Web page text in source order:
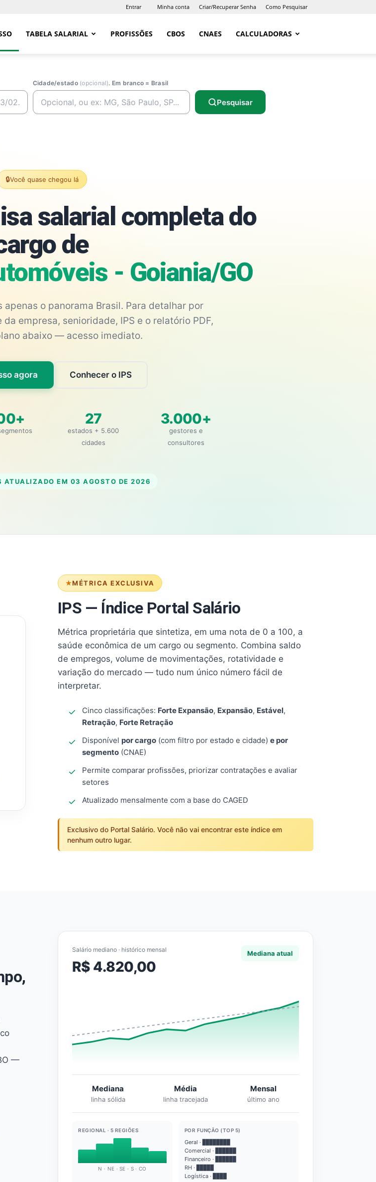
Entrar Minha conta Criar/Recuperar Senha Como Pesquisar
TABELA SALARIAL PROFISSÕES CBOS CNAES CALCULADORAS
Cidade/estado (opcional). Em branco = Brasil
Pesquisar
🔒Você quase chegou lá
salarial completa do
de
- Goiania/GO
o panorama Brasil. Para detalhar por
empresa, senioridade, IPS e o relatório PDF,
abaixo — acesso imediato.
agora Conhecer o IPS
27
estados + 5.600
cidades
3.000+
gestores e
consultores
ATUALIZADO EM 03 AGOSTO DE 2026
MÉTRICA EXCLUSIVA
IPS — Índice Portal Salário
Métrica proprietária que sintetiza, em uma nota de 0 a 100, a
saúde econômica de um cargo ou segmento. Combina saldo
de empregos, volume de movimentações, rotatividade e
variação do mercado — tudo num único número fácil de
interpretar.
Cinco classificações: Forte Expansão, Expansão, Estável,
Retração, Forte Retração
Disponível por cargo (com filtro por estado e cidade) e por
segmento (CNAE)
Permite comparar profissões, priorizar contratações e avaliar
setores
Atualizado mensalmente com a base do CAGED
Exclusivo do Portal Salário. Você não vai encontrar este índice em
nenhum outro lugar.
—
Salário mediano · histórico mensal
R$ 4.820,00
Mediana atual
Mediana
linha sólida
Média
linha tracejada
Mensal
último ano
REGIONAL · 5 REGIÕES
N · NE · SE · S · CO
POR FUNÇÃO (TOP 5)
Geral · ████████
Comercial · ██████
Financeiro · ██████
RH · █████
Logística · ████